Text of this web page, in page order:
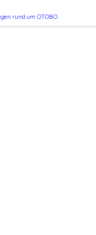
rund um OTOBO